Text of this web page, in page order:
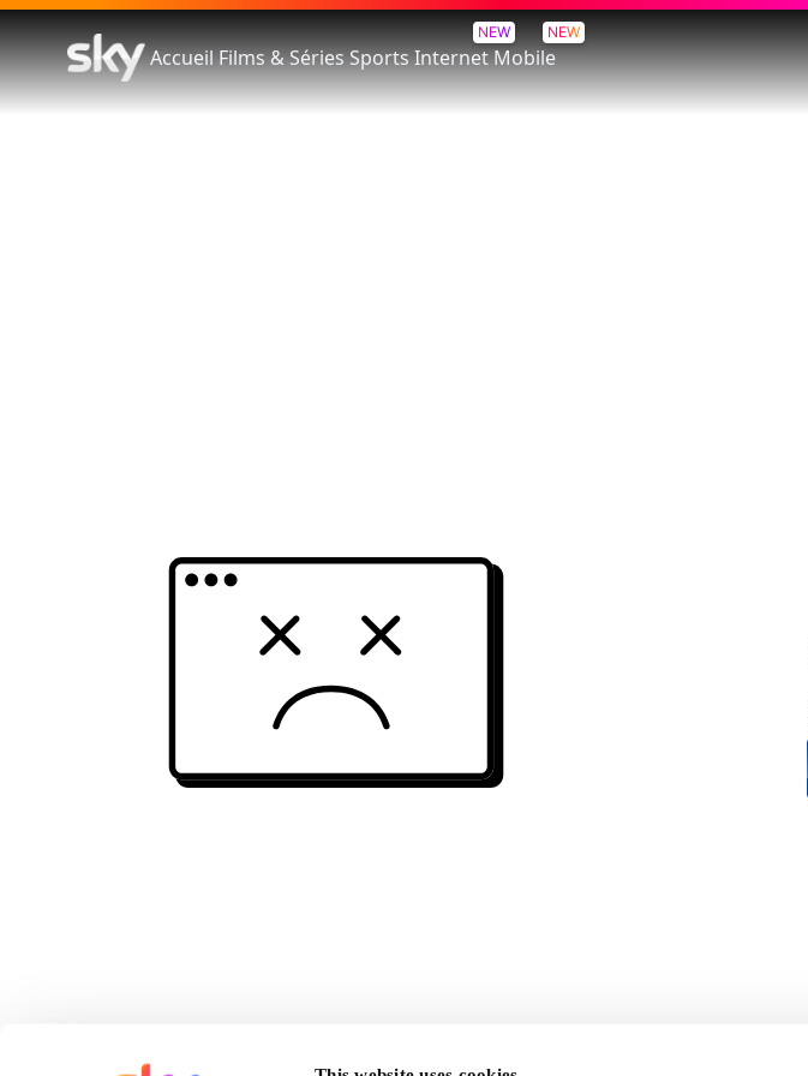
AccueilFilms & SériesSports
NEW
Internet
NEW
Mobile